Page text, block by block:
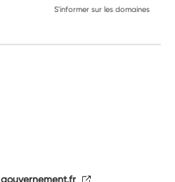
S'informer sur les domaines
gouvernement.fr